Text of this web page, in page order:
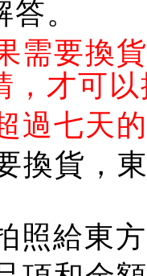
。
需要換
，才可
過七天
換貨，
照給東